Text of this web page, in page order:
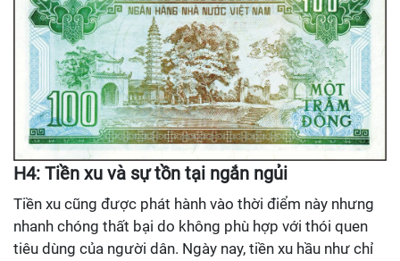
H4: Tiền xu và sự tồn tại ngắn ngủi
Tiền xu cũng được phát hành vào thời điểm này nhưng
nhanh chóng thất bại do không phù hợp với thói quen
tiêu dùng của người dân. Ngày nay, tiền xu hầu như chỉ